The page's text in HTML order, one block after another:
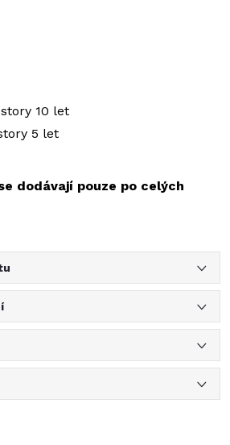
10 let
5 let
dodávají pouze po celých